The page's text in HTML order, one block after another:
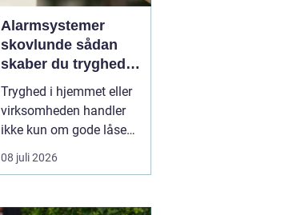
Alarmsystemer
skovlunde sådan
skaber du tryghed i
hverdagen
Tryghed i hjemmet eller
virksomheden handler
ikke kun om gode låse
og opmærksomme
naboer. Flere og flere
professionelle
08 juli 2026